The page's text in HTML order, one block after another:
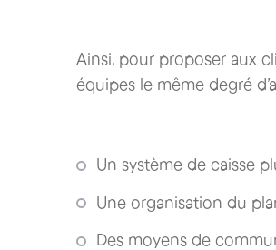
Ainsi, pour proposer aux
équipes le même degré
Un système de caisse
Une organisation du
Des moyens de